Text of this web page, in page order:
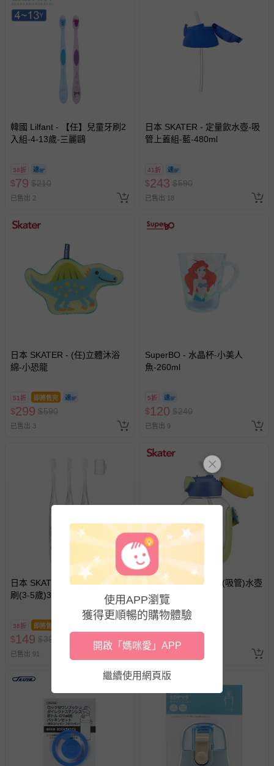
客製化商品（例如客製生日書、姓名貼等）。
報紙、期刊或雜誌（惟書籍如經拆封、使用，則酌收整
經消費者拆封之影音商品或電腦軟體（例如 DVD、CD
非以有形媒介提供之數位內容或一經提供即為完成之線
戲或活動點數等）。
已拆封之以下類型商品：
墊、寢具類等）。
-新生兒親膚衣物（嬰幼兒包巾與背巾、包屁衣、學習
示字句等說明貼紙、封條者。
國際航空、客運、訂房等服務。
相關的退換貨辦理流程，可詳見： 退換貨 & 退款問題
運送服務：目前提供的運送僅限台灣本島。如您位於離島地
區，可能會無法配送，或須依據商品需加收離島運費。廠商
費用，可能會另需加收。
商品實際的配達日期，可於訂單個人資料內的查詢訂單內，
已出貨通知之訊息為主。
情形，您可申請更換新品或退貨，請見：
退貨的辦理流程
若您對於會員帳號、商品訂購與資訊、購物流程、付款方
式、折價券與購物金的使用、退貨及商品運送方式等有疑
問，你可詳見：
預購商品：預購為海外同步代購，遇缺貨即會通知媽咪並協
助取消退款事宜。
商品如因「價格、組合」等錯誤原因，導致無法安排出貨，
會主動以簡訊及mail通知訂單取消事宜，並將提供適當補
償。
韓國 Lilfant - 【任】兒童牙刷2
入組-4-13歲-三麗鷗
38折
$79 $210
已售出 2
日本 SKATER - 定量飲水壺-吸
管上蓋組-藍-480ml
41折
$243 $590
已售出 18
日本 SKATER - (任)立體沐浴
綿-小恐龍
51折 即將售完
$299 $590
已售出 3
SuperBO - 水晶杯-小美人
魚-260ml
5折
$120 $240
已售出 9
日本 SKATER - Skater 兒童牙
刷(3-5歲)3入組-汪汪隊
38折 即將售完
$149 $390
已售出 91
日本 SKATER - 6DX(吸管)水壺
530ml-恐龍圖鑑
$465 $990
使用APP瀏覽
獲得更順暢的購物體驗
開啟「媽咪愛」APP
繼續使用網頁版